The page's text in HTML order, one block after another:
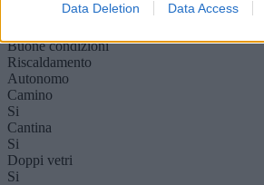
Data Deletion Data Access
Posto auto scoperto
Buone condizioni
Riscaldamento
Autonomo
Camino
Si
Cantina
Si
Doppi vetri
Si